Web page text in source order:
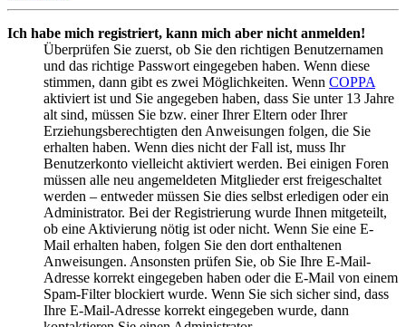
Ich habe mich registriert, kann mich aber nicht anmelden!
Überprüfen Sie zuerst, ob Sie den richtigen Benutzernamen
und das richtige Passwort eingegeben haben. Wenn diese
stimmen, dann gibt es zwei Möglichkeiten. Wenn COPPA
aktiviert ist und Sie angegeben haben, dass Sie unter 13 Jahre
alt sind, müssen Sie bzw. einer Ihrer Eltern oder Ihrer
Erziehungsberechtigten den Anweisungen folgen, die Sie
erhalten haben. Wenn dies nicht der Fall ist, muss Ihr
Benutzerkonto vielleicht aktiviert werden. Bei einigen Foren
müssen alle neu angemeldeten Mitglieder erst freigeschaltet
werden – entweder müssen Sie dies selbst erledigen oder ein
Administrator. Bei der Registrierung wurde Ihnen mitgeteilt,
ob eine Aktivierung nötig ist oder nicht. Wenn Sie eine E-
Mail erhalten haben, folgen Sie den dort enthaltenen
Anweisungen. Ansonsten prüfen Sie, ob Sie Ihre E-Mail-
Adresse korrekt eingegeben haben oder die E-Mail von einem
Spam-Filter blockiert wurde. Wenn Sie sich sicher sind, dass
Ihre E-Mail-Adresse korrekt eingegeben wurde, dann